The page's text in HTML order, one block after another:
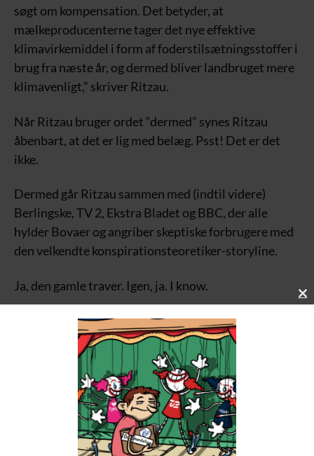
søgt om kompensation. Det betyder, at
mælkeproducenterne tager det nye effektive
klimavirkemiddel i form af foderstilsætningsstoffer i
brug fra næste år, og dermed bliver landbruget mere
klimavenligt,” skriver Ritzau.
Når Ritzau bruger ordet “dermed” synes Ritzau
åbenbart, at det er lig med belæg. Psst! Det er det
ikke.
Dermed går Ritzau sammen med (indtil videre)
Berlingske, TV 2, Ekstra Bladet og BBC, der alle
hylder Bovaer og angriber skeptiske forbrugere med
den velkendte konspirationsteoretiker-storyline.
Ja, den gamle traver. Igen, ja. I know.
Om DR, vores allesammens public service-flagskib,
har tænkt sig at informere danskerne står fortsat hen
redaktion@psst-nyt.dk
Foto: Depositphotos.com
C